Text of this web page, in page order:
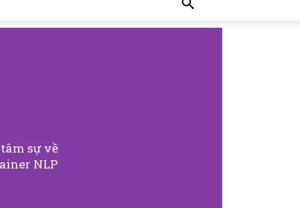
sự về
NLP